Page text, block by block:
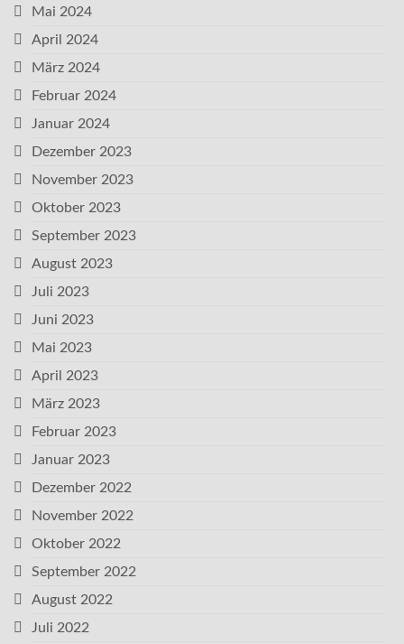
Mai 2024
April 2024
März 2024
Februar 2024
Januar 2024
Dezember 2023
November 2023
Oktober 2023
September 2023
August 2023
Juli 2023
Juni 2023
Mai 2023
April 2023
März 2023
Februar 2023
Januar 2023
Dezember 2022
November 2022
Oktober 2022
September 2022
August 2022
Juli 2022